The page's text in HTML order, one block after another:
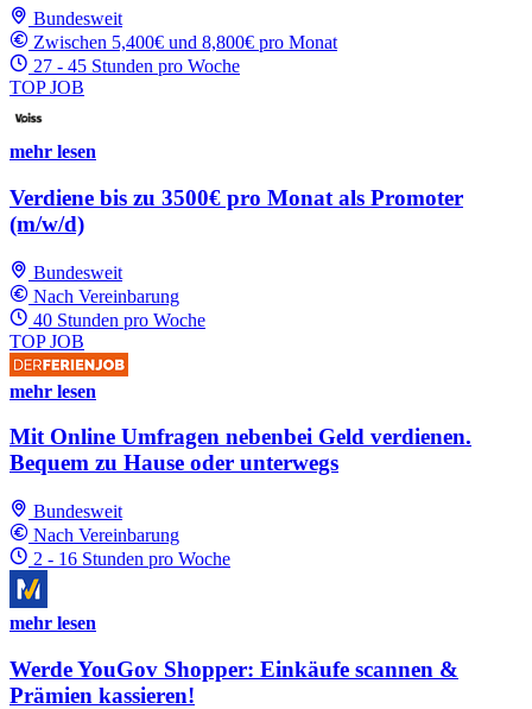
Bundesweit
Zwischen 5,400€ und 8,800€ pro Monat
27 - 45 Stunden pro Woche
TOP JOB
mehr lesen
Verdiene bis zu 3500€ pro Monat als Promoter
(m/w/d)
Bundesweit
Nach Vereinbarung
40 Stunden pro Woche
TOP JOB
mehr lesen
Mit Online Umfragen nebenbei Geld verdienen.
Bequem zu Hause oder unterwegs
Bundesweit
Nach Vereinbarung
2 - 16 Stunden pro Woche
mehr lesen
Werde YouGov Shopper: Einkäufe scannen &
Prämien kassieren!